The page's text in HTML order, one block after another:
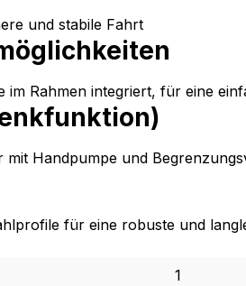
und stabile Fahrt
Rahmen integriert, für eine
Handpumpe und
für eine robuste und
1